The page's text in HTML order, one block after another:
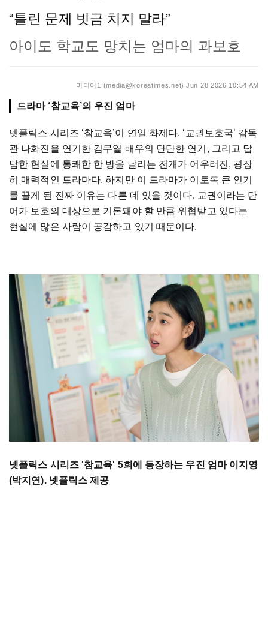
“틀린 문제 빗금 치지 말라”
아이도 학교도 망치는 엄마의 과보호
미디어1 (media@koreatimes.net) Jun 28 2026 10:54 AM
드라마 ‘참교육’의 우진 엄마
넷플릭스 시리즈 ‘참교육’이 연일 화제다. ‘교권보호국’ 감독
관 나화진을 연기한 김무열 배우의 단단한 연기, 그리고 답
답한 현실에 통쾌한 한 방을 날리는 전개가 어우러진, 굉장
히 매력적인 드라마다. 하지만 이 드라마가 이토록 큰 인기
를 끌게 된 진짜 이유는 다른 데 있을 것이다. 교권이라는 단
어가 보호의 대상으로 거론돼야 할 만큼 위협받고 있다는
현실에 많은 사람이 공감하고 있기 때문이다.
넷플릭스 시리즈 '참교육' 5회에 등장하는 우진 엄마 이지영
(박지연). 넷플릭스 제공